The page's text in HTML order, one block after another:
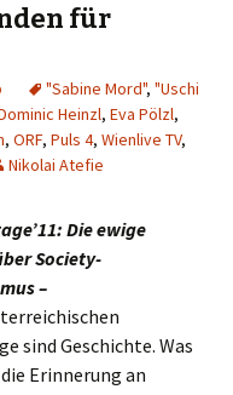
für
"Sabine Mord", "Uschi
Heinzl, Eva Pölzl,
, ORF, Puls 4, Wienlive TV,
Nikolai Atefie
Die ewige
Society-
–
sind Geschichte. Was
Erinnerung an